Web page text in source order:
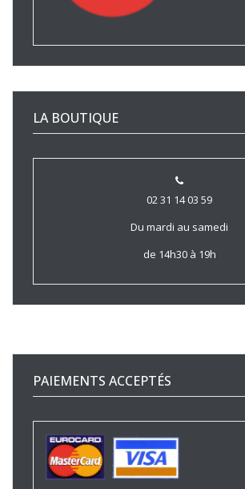
LA BOUTIQUE
02 31 14 03 59
Du mardi au samedi
de 14h30 à 19h
PAIEMENTS ACCEPTÉS